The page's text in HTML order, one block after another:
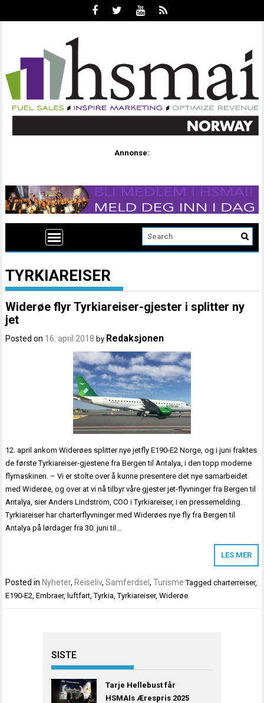
Annonse:
TYRKIAREISER
Widerøe flyr Tyrkiareiser-gjester i splitter ny
jet
Posted on 16. april 2018 by Redaksjonen
12. april ankom Widerøes splitter nye jetfly E190-E2 Norge, og i juni fraktes
de første Tyrkiareiser-gjestene fra Bergen til Antalya, i den topp moderne
flymaskinen. – Vi er stolte over å kunne presentere det nye samarbeidet
med Widerøe, og over at vi nå tilbyr våre gjester jet-flyvninger fra Bergen til
Antalya, sier Anders Lindström, COO i Tyrkiareiser, i en pressemelding.
Tyrkiareiser har charterflyvninger med Widerøes nye fly fra Bergen til
Antalya på lørdager fra 30. juni til…
LES MER
Posted in Nyheter, Reiseliv,Samferdsel,Turisme Taggedcharterreiser,
E190-E2,Embraer, luftfart,Tyrkia,Tyrkiareiser,Widerøe
SISTE
Tarje Hellebust får
HSMAIs Ærespris 2025